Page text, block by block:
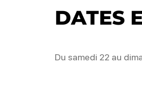
DATES
Du samedi 22 au